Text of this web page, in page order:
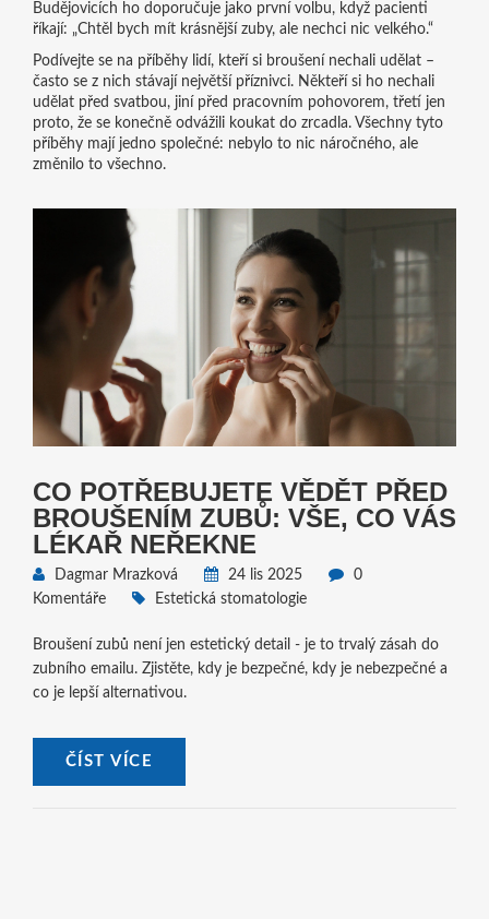
Budějovicích ho doporučuje jako první volbu, když pacienti
říkají: „Chtěl bych mít krásnější zuby, ale nechci nic velkého.“
Podívejte se na příběhy lidí, kteří si broušení nechali udělat –
často se z nich stávají největší příznivci. Někteří si ho nechali
udělat před svatbou, jiní před pracovním pohovorem, třetí jen
proto, že se konečně odvážili koukat do zrcadla. Všechny tyto
příběhy mají jedno společné: nebylo to nic náročného, ale
změnilo to všechno.
CO POTŘEBUJETE VĚDĚT PŘED
BROUŠENÍM ZUBŮ: VŠE, CO VÁS
LÉKAŘ NEŘEKNE
Dagmar Mrazková 24 lis 2025
0
Komentáře
Estetická stomatologie
Broušení zubů není jen estetický detail - je to trvalý zásah do
zubního emailu. Zjistěte, kdy je bezpečné, kdy je nebezpečné a
co je lepší alternativou.
ČÍST VÍCE